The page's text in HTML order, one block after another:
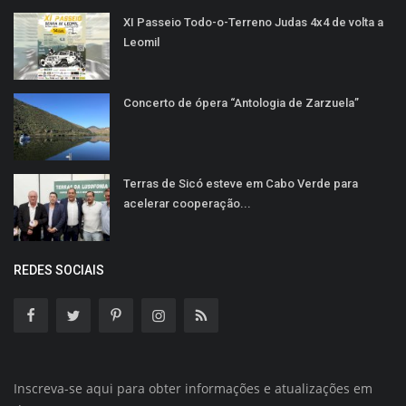
XI Passeio Todo-o-Terreno Judas 4x4 de volta a
Leomil
Concerto de ópera “Antologia de Zarzuela”
Terras de Sicó esteve em Cabo Verde para
acelerar cooperação...
REDES SOCIAIS
Inscreva-se aqui para obter informações e atualizações em